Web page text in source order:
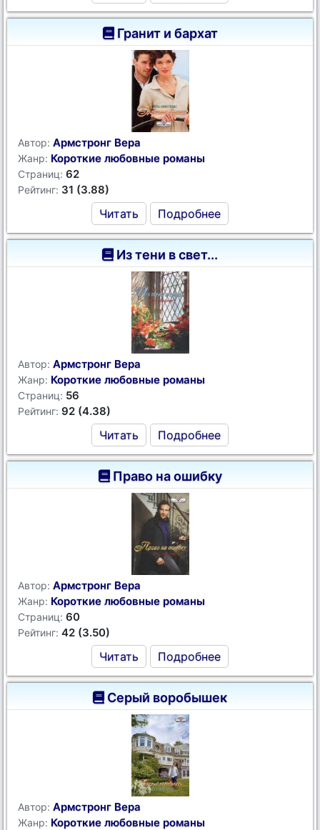
Гранит и бархат
Автор: Армстронг Вера
Жанр: Короткие любовные романы
Страниц: 62
Рейтинг: 31 (3.88)
Читать Подробнее
Из тени в свет...
Автор: Армстронг Вера
Жанр: Короткие любовные романы
Страниц: 56
Рейтинг: 92 (4.38)
Читать Подробнее
Право на ошибку
Автор: Армстронг Вера
Жанр: Короткие любовные романы
Страниц: 60
Рейтинг: 42 (3.50)
Читать Подробнее
Серый воробышек
Автор: Армстронг Вера
Жанр: Короткие любовные романы